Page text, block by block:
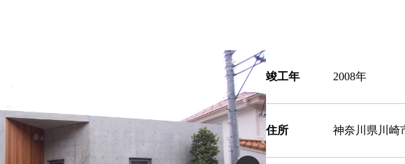
竣工年 2008年
住所 神奈川県川崎